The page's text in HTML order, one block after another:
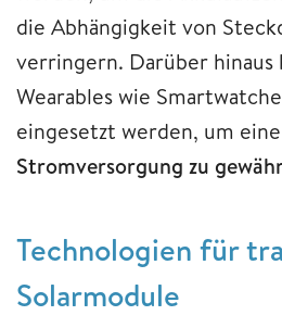
die Abhängigkeit von
verringern. Darüber hinaus
Wearables wie
eingesetzt werden, um eine
Stromversorgung zu
Technologien für
Solarmodule